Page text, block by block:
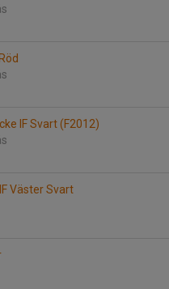
IF Svart (F2012)
Väster Svart